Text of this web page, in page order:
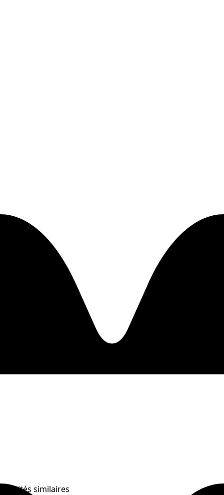
Activités similaires